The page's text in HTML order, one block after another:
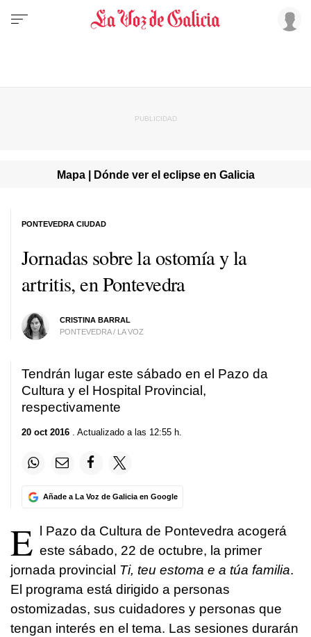
Mapa | Dónde ver el eclipse en Galicia
Jornadas sobre la ostomía y la
artritis, en Pontevedra
CRISTINA BARRAL
PONTEVEDRA / LA VOZ
PONTEVEDRA CIUDAD
Tendrán lugar este sábado en el Pazo da
Cultura y el Hospital Provincial,
respectivamente
20 oct 2016 . Actualizado a las 12:55 h.
Añade a La Voz de Galicia en Google
E
l Pazo da Cultura de Pontevedra acogerá
este sábado, 22 de octubre, la primer
jornada provincial Ti, teu estoma e a túa familia.
El programa está dirigido a personas
ostomizadas, sus cuidadores y personas que
tengan interés en el tema. Las sesiones durarán